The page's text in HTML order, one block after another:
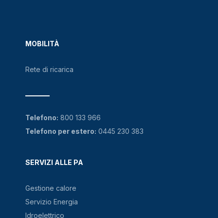
MOBILITÀ
Rete di ricarica
SERVIZI ALLE PA
Gestione calore
Servizio Energia
Idroelettrico
Telefono: 800 133 966
Telefono per estero: 0445 230 383